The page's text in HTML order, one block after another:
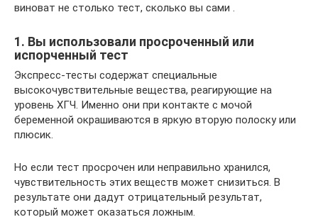
виноват не столько тест, сколько вы сами .
1. Вы использовали просроченный или
испорченный тест
Экспресс-тесты содержат специальные
высокочувствительные вещества, реагирующие на
уровень ХГЧ. Именно они при контакте с мочой
беременной окрашиваются в яркую вторую полоску или
плюсик.
Но если тест просрочен или неправильно хранился,
чувствительность этих веществ может снизиться. В
результате они дадут отрицательный результат,
который может оказаться ложным.